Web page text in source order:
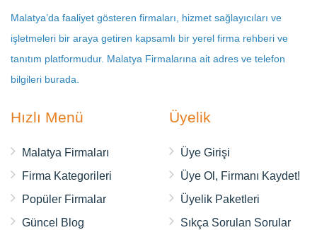
Malatya’da faaliyet gösteren firmaları, hizmet sağlayıcıları ve
işletmeleri bir araya getiren kapsamlı bir yerel firma rehberi ve
tanıtım platformudur. Malatya Firmalarına ait adres ve telefon
bilgileri burada.
Hızlı Menü
Malatya Firmaları
Firma Kategorileri
Popüler Firmalar
Güncel Blog
Üyelik
Üye Girişi
Üye Ol, Firmanı Kaydet!
Üyelik Paketleri
Sıkça Sorulan Sorular